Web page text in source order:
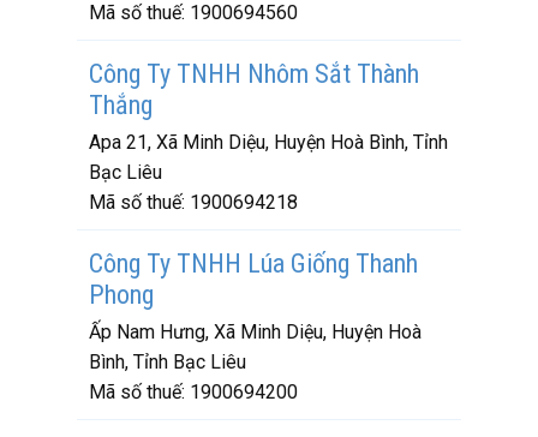
Mã số thuế: 1900694560
Công Ty TNHH Nhôm Sắt Thành
Thắng
Apa 21, Xã Minh Diệu, Huyện Hoà Bình, Tỉnh
Bạc Liêu
Mã số thuế: 1900694218
Công Ty TNHH Lúa Giống Thanh
Phong
Ấp Nam Hưng, Xã Minh Diệu, Huyện Hoà
Bình, Tỉnh Bạc Liêu
Mã số thuế: 1900694200